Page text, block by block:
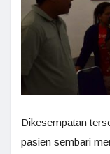
Dikesempatan
pasien sembari